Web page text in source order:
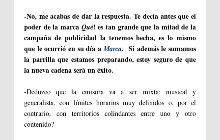
-No, me acabas de dar la respuesta. Te decía antes que el
poder de la marca Qué! es tan grande que la mitad de la
campaña de publicidad la tenemos hecha, es lo mismo
que le ocurrió en su día aMarca. Si además le sumamos
la parrilla que estamos preparando, estoy seguro de que
la nueva cadena será un éxito.
-Deduzco que la emisora va a ser mixta: musical y
generalista, con límites horarios muy definidos o, por el
contrario, con territorios colindantes entre uno y otro
contenido?